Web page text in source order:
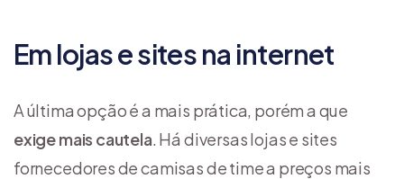
Em lojas e sites na internet
A última opção é a mais prática, porém a que
exige mais cautela. Há diversas lojas e sites
fornecedores de camisas de time a preços mais